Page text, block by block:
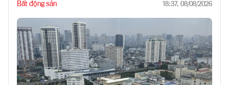
Bất động sản 18:37, 08/08/2026